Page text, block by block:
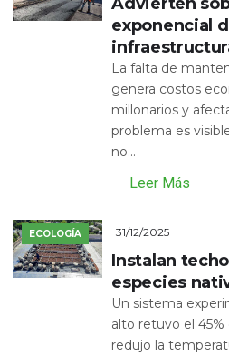
exponencial
La falta de
genera costos
millonarios y
problema es
no...
Leer Más
ECOLOGÍA 31/12/2025
Instalan
especies
Un sistema
alto retuvo el
redujo la